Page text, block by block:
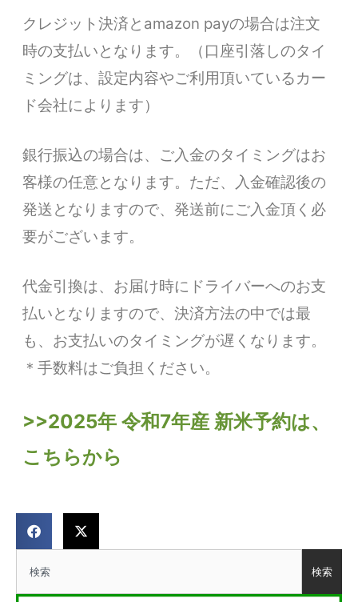
クレジット決済とamazon payの場合は注文
時の支払いとなります。（口座引落しのタイ
ミングは、設定内容やご利用頂いているカー
ド会社によります）
銀行振込の場合は、ご入金のタイミングはお
客様の任意となります。ただ、入金確認後の
発送となりますので、発送前にご入金頂く必
要がございます。
代金引換は、お届け時にドライバーへのお支
払いとなりますので、決済方法の中では最
も、お支払いのタイミングが遅くなります。
＊手数料はご負担ください。
>>2025年 令和7年産 新米予約は、
こちらから
検索